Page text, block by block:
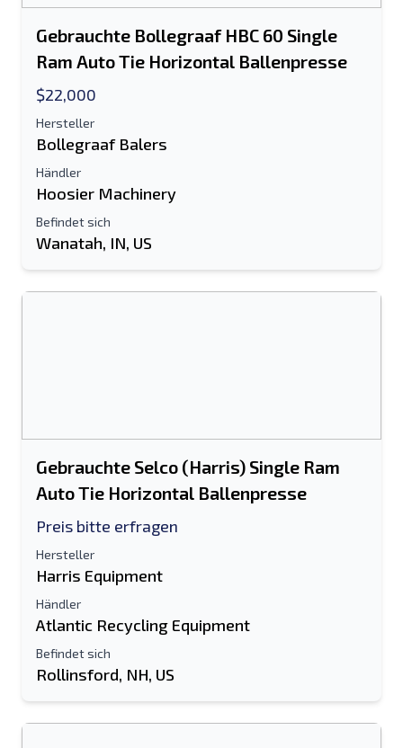
Gebrauchte Bollegraaf HBC 60 Single
Ram Auto Tie Horizontal Ballenpresse
$22,000
Hersteller
Bollegraaf Balers
Händler
Hoosier Machinery
Befindet sich
Wanatah, IN, US
Gebrauchte Selco (Harris) Single Ram
Auto Tie Horizontal Ballenpresse
Preis bitte erfragen
Hersteller
Harris Equipment
Händler
Atlantic Recycling Equipment
Befindet sich
Rollinsford, NH, US